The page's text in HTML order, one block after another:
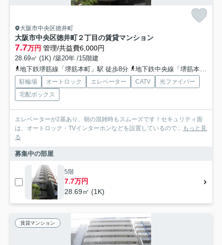
大阪市中央区徳井町
大阪市中央区徳井町２丁目の賃貸マンション
7.7万円 管理/共益費6,000円
28.69㎡ (1K) /築20年 /15階建
地下鉄堺筋線「堺筋本町」駅 徒歩8分
地下鉄中央線「堺筋本町」駅 徒歩8分
駐輪場 オートロック エレベーター CATV
光ファイバー
宅配ボックス
エレベーターが2基あり、朝の混雑時もスムーズです！セキュリティ面
は、オートロック・TVインターホンなどを設置しているので... もっと見
る
募集中の部屋
5階
7.7万円
28.69㎡ (1K)
賃貸マンション